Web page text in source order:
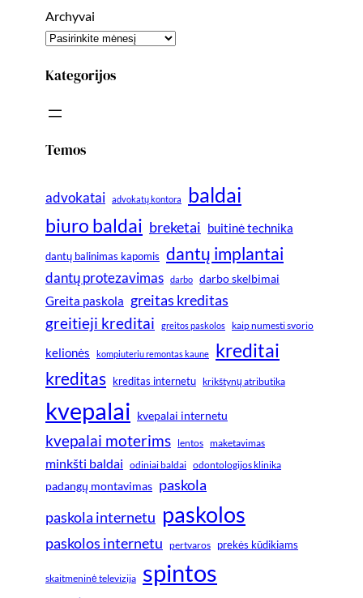
Archyvai
Kategorijos
Temos
advokatai advokatų kontora baldai
biuro baldai breketai buitinė technika
dantų balinimas kapomis dantų implantai
dantų protezavimas darbo darbo skelbimai
Greita paskola greitas kreditas
greitieji kreditai greitos paskolos kaip numesti svorio
kelionės kompiuteriu remontas kaune kreditai
kreditas kreditas internetu krikštynų atributika
kvepalai kvepalai internetu
kvepalai moterims lentos maketavimas
minkšti baldai odiniai baldai odontologijos klinika
padangų montavimas paskola
paskola internetu paskolos
paskolos internetu pertvaros prekės kūdikiams
skaitmeninė televizija spintos